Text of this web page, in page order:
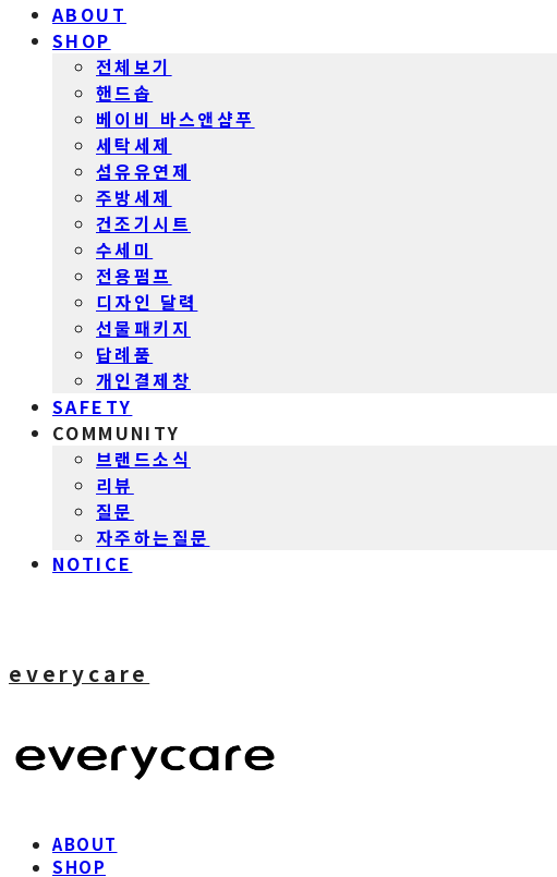
ABOUT
SHOP
전체보기
핸드솝
베이비 바스앤샴푸
세탁세제
섬유유연제
주방세제
건조기시트
수세미
전용펌프
디자인 달력
선물패키지
답례품
개인결제창
SAFETY
COMMUNITY
브랜드소식
리뷰
질문
자주하는질문
NOTICE
everycare
ABOUT
SHOP